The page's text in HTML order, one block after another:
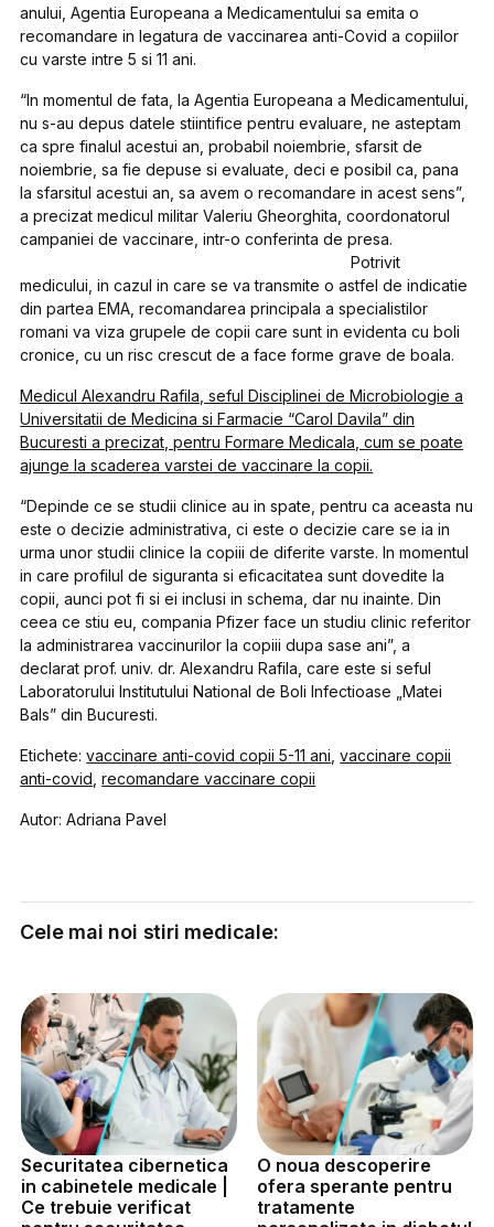
anului, Agentia Europeana a Medicamentului sa emita o
recomandare in legatura de vaccinarea anti-Covid a copiilor
cu varste intre 5 si 11 ani.
“In momentul de fata, la Agentia Europeana a Medicamentului,
nu s-au depus datele stiintifice pentru evaluare, ne asteptam
ca spre finalul acestui an, probabil noiembrie, sfarsit de
noiembrie, sa fie depuse si evaluate, deci e posibil ca, pana
la sfarsitul acestui an, sa avem o recomandare in acest sens”,
a precizat medicul militar Valeriu Gheorghita, coordonatorul
campaniei de vaccinare, intr-o conferinta de presa.
Potrivit
medicului, in cazul in care se va transmite o astfel de indicatie
din partea EMA, recomandarea principala a specialistilor
romani va viza grupele de copii care sunt in evidenta cu boli
cronice, cu un risc crescut de a face forme grave de boala.
Medicul Alexandru Rafila, seful Disciplinei de Microbiologie a
Universitatii de Medicina si Farmacie “Carol Davila” din
Bucuresti a precizat, pentru Formare Medicala, cum se poate
ajunge la scaderea varstei de vaccinare la copii.
“Depinde ce se studii clinice au in spate, pentru ca aceasta nu
este o decizie administrativa, ci este o decizie care se ia in
urma unor studii clinice la copiii de diferite varste. In momentul
in care profilul de siguranta si eficacitatea sunt dovedite la
copii, aunci pot fi si ei inclusi in schema, dar nu inainte. Din
ceea ce stiu eu, compania Pfizer face un studiu clinic referitor
la administrarea vaccinurilor la copiii dupa sase ani”, a
declarat prof. univ. dr. Alexandru Rafila, care este si seful
Laboratorului Institutului National de Boli Infectioase „Matei
Bals” din Bucuresti.
Etichete:vaccinare anti-covid copii 5-11 ani ,vaccinare copii
anti-covid ,recomandare vaccinare copii
Autor: Adriana Pavel
Cele mai noi stiri medicale:
Securitatea cibernetica
in cabinetele medicale |
Ce trebuie verificat
O noua descoperire
ofera sperante pentru
tratamente